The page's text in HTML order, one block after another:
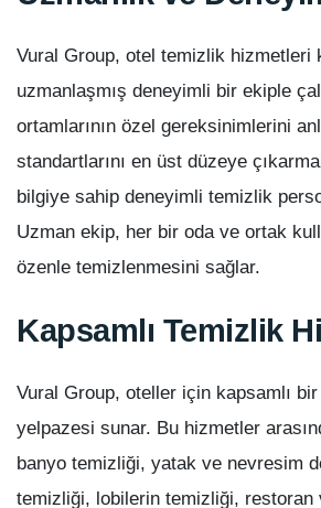
Vural Group, otel temizlik hizmetleri
uzmanlaşmış deneyimli bir ekiple
ortamlarının özel gereksinimlerini
standartlarını en üst düzeye
bilgiye sahip deneyimli temizlik
Uzman ekip, her bir oda ve ortak
özenle temizlenmesini sağlar.
Kapsamlı Temizlik
Vural Group, oteller için kapsamlı
yelpazesi sunar. Bu hizmetler
banyo temizliği, yatak ve nevresim
temizliği, lobilerin temizliği, restoran